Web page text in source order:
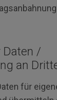
Daten /
an
für